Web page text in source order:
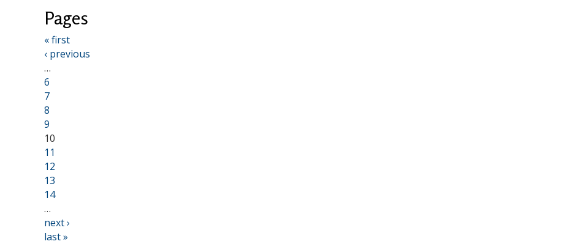
Pages
« first
‹ previous
…
6
7
8
9
10
11
12
13
14
…
next ›
last »